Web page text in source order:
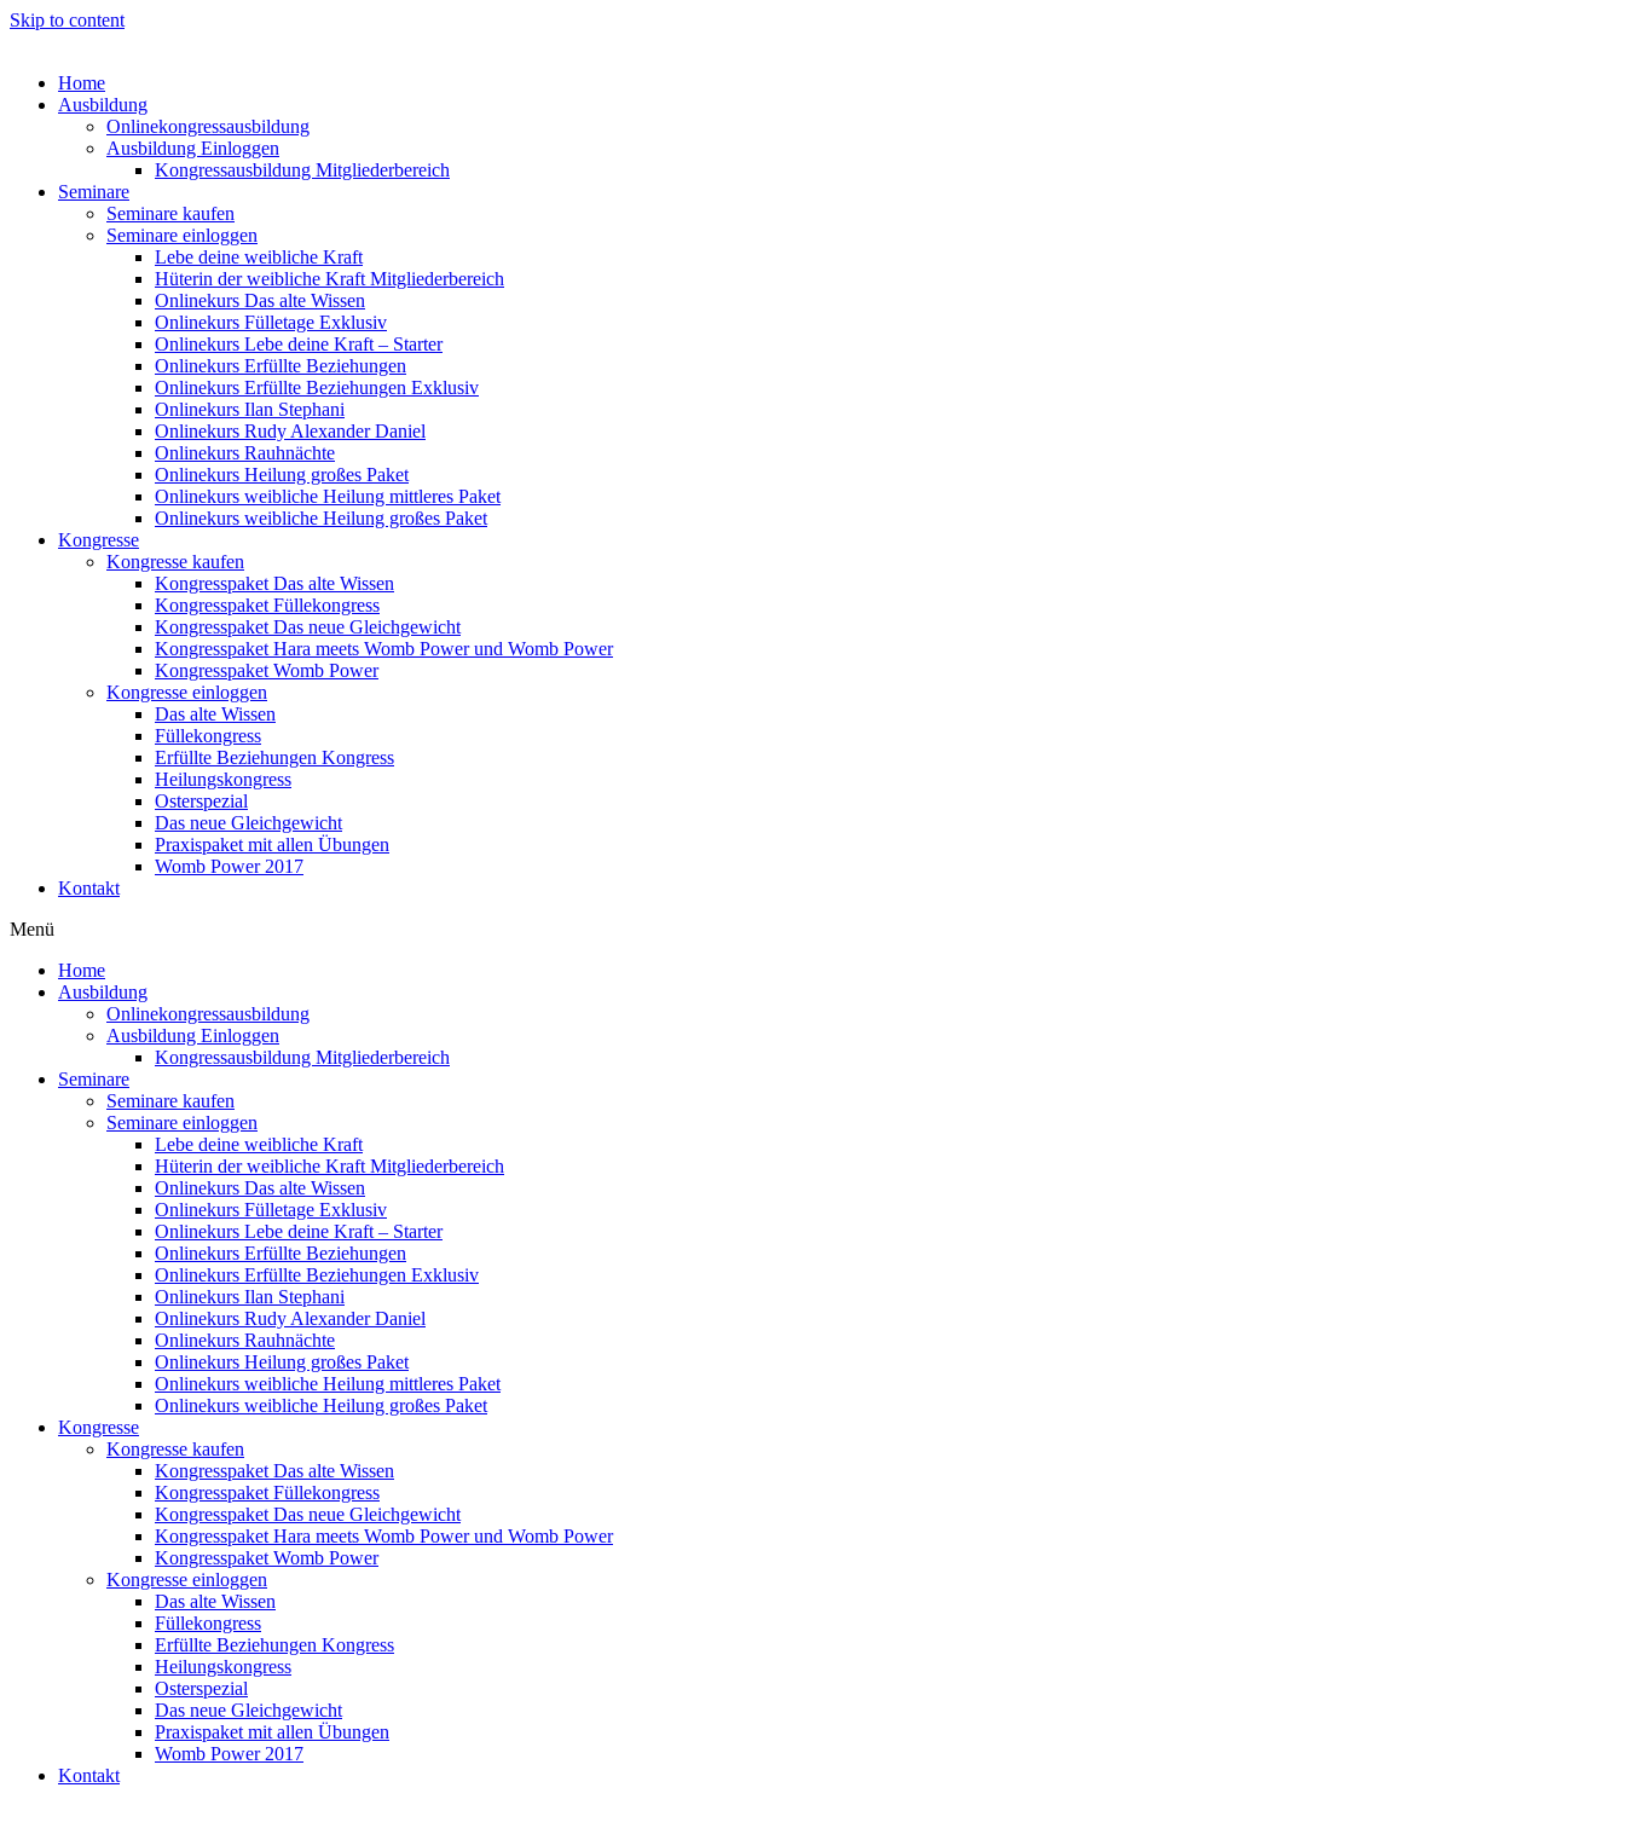
Skip to content
Home
Ausbildung
Onlinekongressausbildung
Ausbildung Einloggen
Kongressausbildung Mitgliederbereich
Seminare
Seminare kaufen
Seminare einloggen
Lebe deine weibliche Kraft
Hüterin der weibliche Kraft Mitgliederbereich
Onlinekurs Das alte Wissen
Onlinekurs Fülletage Exklusiv
Onlinekurs Lebe deine Kraft – Starter
Onlinekurs Erfüllte Beziehungen
Onlinekurs Erfüllte Beziehungen Exklusiv
Onlinekurs Ilan Stephani
Onlinekurs Rudy Alexander Daniel
Onlinekurs Rauhnächte
Onlinekurs Heilung großes Paket
Onlinekurs weibliche Heilung mittleres Paket
Onlinekurs weibliche Heilung großes Paket
Kongresse
Kongresse kaufen
Kongresspaket Das alte Wissen
Kongresspaket Füllekongress
Kongresspaket Das neue Gleichgewicht
Kongresspaket Hara meets Womb Power und Womb Power
Kongresspaket Womb Power
Kongresse einloggen
Das alte Wissen
Füllekongress
Erfüllte Beziehungen Kongress
Heilungskongress
Osterspezial
Das neue Gleichgewicht
Praxispaket mit allen Übungen
Womb Power 2017
Kontakt
Menü
Home
Ausbildung
Onlinekongressausbildung
Ausbildung Einloggen
Kongressausbildung Mitgliederbereich
Seminare
Seminare kaufen
Seminare einloggen
Lebe deine weibliche Kraft
Hüterin der weibliche Kraft Mitgliederbereich
Onlinekurs Das alte Wissen
Onlinekurs Fülletage Exklusiv
Onlinekurs Lebe deine Kraft – Starter
Onlinekurs Erfüllte Beziehungen
Onlinekurs Erfüllte Beziehungen Exklusiv
Onlinekurs Ilan Stephani
Onlinekurs Rudy Alexander Daniel
Onlinekurs Rauhnächte
Onlinekurs Heilung großes Paket
Onlinekurs weibliche Heilung mittleres Paket
Onlinekurs weibliche Heilung großes Paket
Kongresse
Kongresse kaufen
Kongresspaket Das alte Wissen
Kongresspaket Füllekongress
Kongresspaket Das neue Gleichgewicht
Kongresspaket Hara meets Womb Power und Womb Power
Kongresspaket Womb Power
Kongresse einloggen
Das alte Wissen
Füllekongress
Erfüllte Beziehungen Kongress
Heilungskongress
Osterspezial
Das neue Gleichgewicht
Praxispaket mit allen Übungen
Womb Power 2017
Kontakt